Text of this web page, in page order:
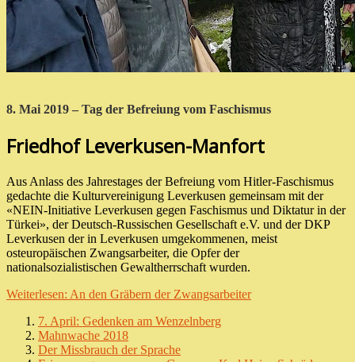
8. Mai 2019 – Tag der Befreiung vom Faschismus
Friedhof Leverkusen-Manfort
Aus Anlass des Jahrestages der Befreiung vom Hitler-Faschismus
gedachte die Kulturvereinigung Leverkusen gemeinsam mit der
«NEIN-Initiative Leverkusen gegen Faschismus und Diktatur in der
Türkei», der Deutsch-Russischen Gesellschaft e.V. und der DKP
Leverkusen der in Leverkusen umgekommenen, meist
osteuropäischen Zwangsarbeiter, die Opfer der
nationalsozialistischen Gewaltherrschaft wurden.
Weiterlesen: An den Gräbern der Zwangsarbeiter
7. April: Gedenken am Wenzelnberg
Mahnwache 2018
Der Missbrauch der Sprache